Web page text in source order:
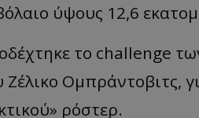
ύψους 12,6
το challenge
Ομπράντοβιτς,
ρόστερ.